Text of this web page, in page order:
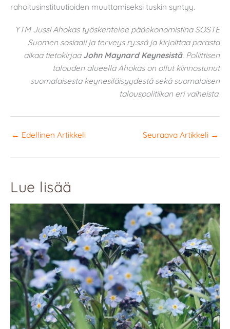
rahoitusinstituutioiden muuttamiseksi tuskin syntyy.
YTM Jussi Ahokas työskentelee pääekonomistina SOSTE
Suomen sosiaali ja terveys ry:ssä ja kirjoittaa parasta
aikaa tietokirjaa John Maynard Keynesistä. Poliittisen
talouden alueella Ahokas on ollut kiinnostunut
suomalaisesta keynesiläisyydestä sekä suomalaisen
talouspolitiikan eri vaiheista.
← Edellinen Artikkeli Seuraava Artikkeli →
Lue lisää